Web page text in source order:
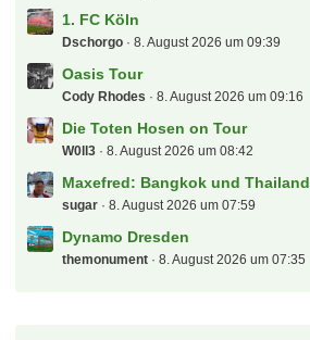
1. FC Köln
Dschorgo 8. August 2026 um 09:39
Oasis Tour
Cody Rhodes 8. August 2026 um 09:16
Die Toten Hosen on Tour
W0ll3 8. August 2026 um 08:42
Maxefred: Bangkok und Thailand
sugar 8. August 2026 um 07:59
Dynamo Dresden
themonument 8. August 2026 um 07:35